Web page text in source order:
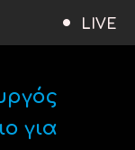
LIVE
για